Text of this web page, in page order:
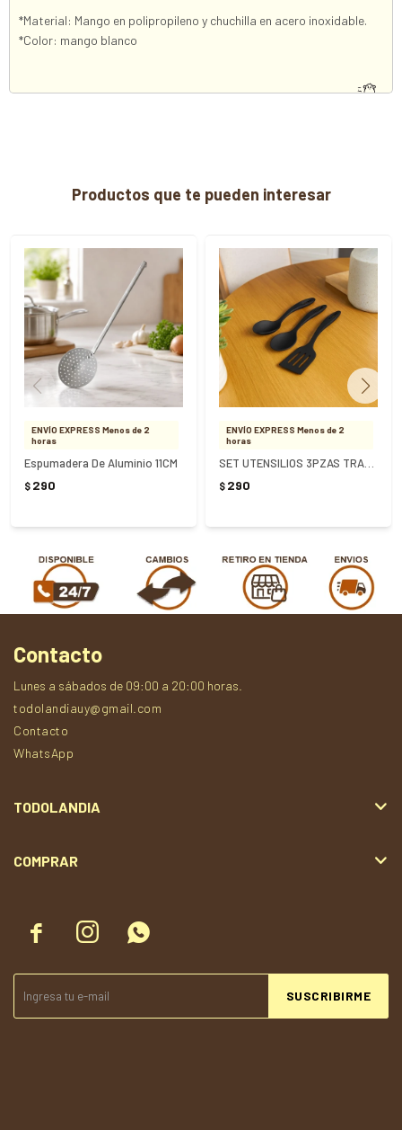
*Material: Mango en polipropileno y chuchilla en acero inoxidable.
*Color: mango blanco
Productos que te pueden interesar
ENVÍO EXPRESS Menos de 2
horas
Espumadera De Aluminio 11CM
$ 290
ENVÍO EXPRESS Menos de 2
horas
$ 290
  
SUSCRIBIRME
Contacto
Lunes a sábados de 09:00 a 20:00 horas.
todolandiauy@gmail.com
Contacto
WhatsApp
TODOLANDIA
COMPRAR